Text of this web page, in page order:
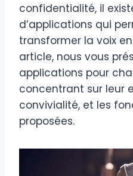
confidentialité, il
d’applications qui
transformer la voix
article, nous vous
applications pour
concentrant sur leur
convivialité, et les
proposées.